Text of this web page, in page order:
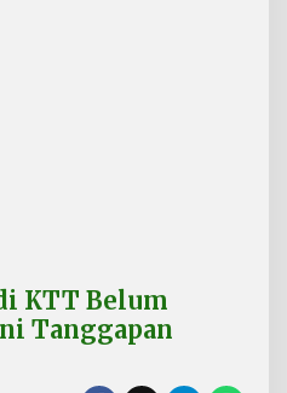
KTT Belum
Tanggapan